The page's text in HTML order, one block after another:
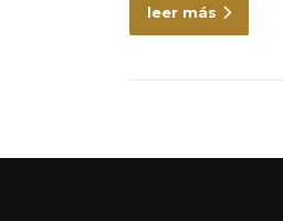
leer más